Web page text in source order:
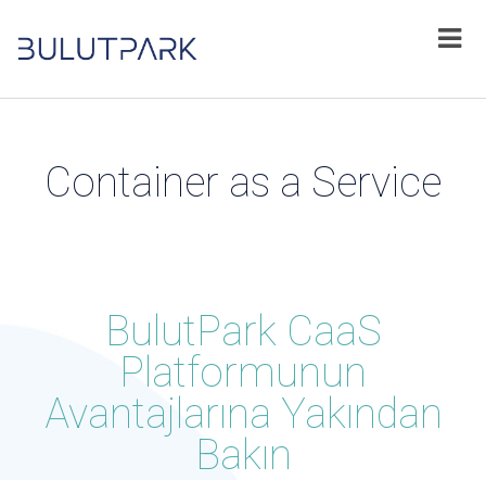
Container as a Service
BulutPark CaaS
Platformunun
Avantajlarına Yakından
Bakın